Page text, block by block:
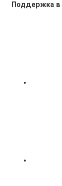
Поддержка